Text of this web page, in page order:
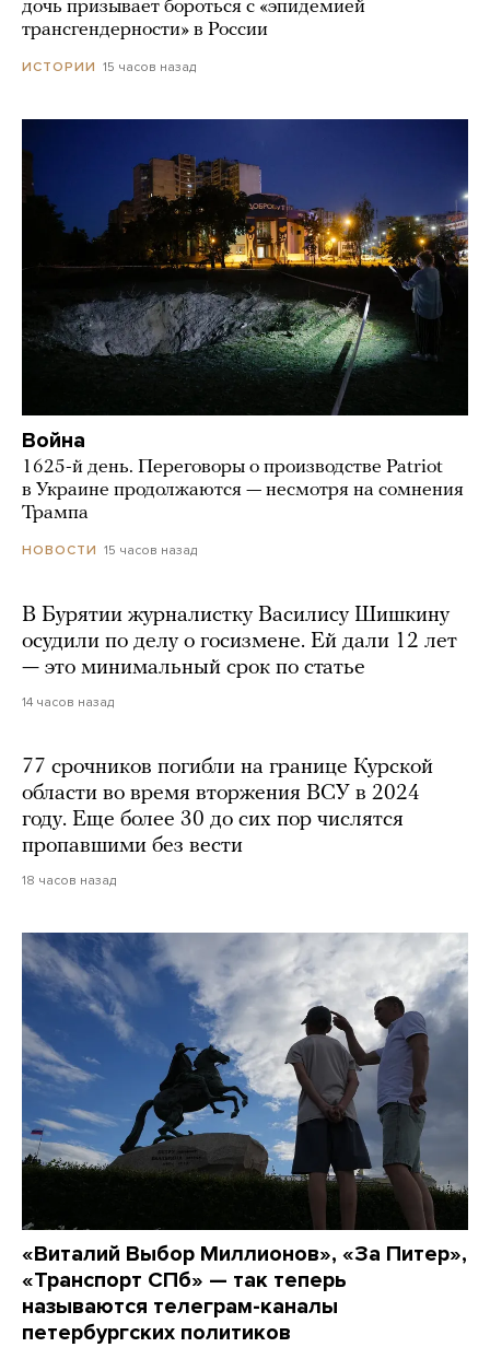
дочь призывает бороться с «эпидемией
трансгендерности» в России
ИСТОРИИ 15 часов назад
Война
1625-й день. Переговоры о производстве Patriot
в Украине продолжаются — несмотря на сомнения
Трампа
НОВОСТИ 15 часов назад
В Бурятии журналистку Василису Шишкину
осудили по делу о госизмене. Ей дали 12 лет
— это минимальный срок по статье
14 часов назад
77 срочников погибли на границе Курской
области во время вторжения ВСУ в 2024
году. Еще более 30 до сих пор числятся
пропавшими без вести
18 часов назад
«Виталий Выбор Миллионов», «За Питер»,
«Транспорт СПб» — так теперь
называются телеграм-каналы
петербургских политиков